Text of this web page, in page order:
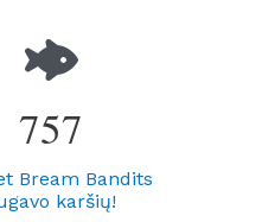
757
Bream Bandits
karšių!